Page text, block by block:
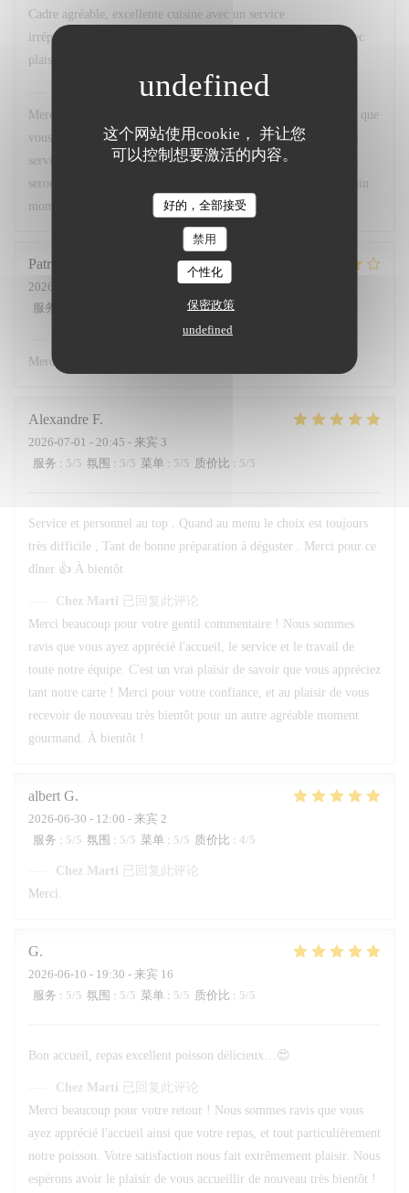
这个网站使用cookie， 并让您
可以控制想要激活的内容。
好的，全部接受
禁用
个性化
保密政策
undefined
Cadre agréable, excellente cuisine avec un service
irréprochable...que demander de plus ? Nous y retournerons avec
plaisir.
已回复此评论
Merci beaucoup pour votre superbe retour ! Nous sommes ravis que
vous ayez apprécié le cadre, notre cuisine ainsi que la qualité du
service. Votre satisfaction est notre plus belle récompense. Nous
serons très heureux de vous accueillir à nouveau pour un prochain
moment gourmand. À très bientôt !
Patricia
2026-07-02
服务
/5 质价比:
已回复此评论
Merci.
Alexandre F
2026-07-01 - 20:45 - 来宾 3
服务 : 5/5 氛围 : 5/5 菜单 : 5/5 质价比 : 5/5
Service et personnel au top . Quand au menu le choix est toujours
très difficile , Tant de bonne préparation à déguster . Merci pour ce
dîner 👍 À bientôt
Chez Marti 已回复此评论
Merci beaucoup pour votre gentil commentaire ! Nous sommes
ravis que vous ayez apprécié l'accueil, le service et le travail de
toute notre équipe. C'est un vrai plaisir de savoir que vous appréciez
tant notre carte ! Merci pour votre confiance, et au plaisir de vous
recevoir de nouveau très bientôt pour un autre agréable moment
gourmand. À bientôt !
albert G
2026-06-30 - 12:00 - 来宾 2
服务 : 5/5 氛围 : 5/5 菜单 : 5/5 质价比 : 4/5
Chez Marti 已回复此评论
Merci.
G
2026-06-10 - 19:30 - 来宾 16
服务 : 5/5 氛围 : 5/5 菜单 : 5/5 质价比 : 5/5
Bon accueil, repas excellent poisson délicieux…😍
Chez Marti 已回复此评论
Merci beaucoup pour votre retour ! Nous sommes ravis que vous
ayez apprécié l'accueil ainsi que votre repas, et tout particulièrement
notre poisson. Votre satisfaction nous fait extrêmement plaisir. Nous
espérons avoir le plaisir de vous accueillir de nouveau très bientôt !